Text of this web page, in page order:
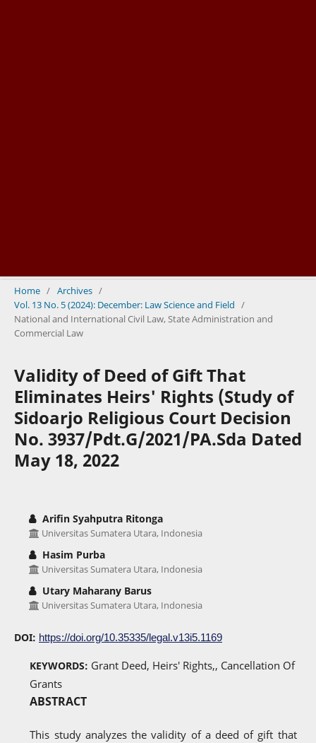
Home / Archives /
Vol. 13 No. 5 (2024): December: Law Science and Field /
National and International Civil Law, State Administration and
Commercial Law
Validity of Deed of Gift That
Eliminates Heirs' Rights (Study of
Sidoarjo Religious Court Decision
No. 3937/Pdt.G/2021/PA.Sda Dated
May 18, 2022
Arifin Syahputra Ritonga
Universitas Sumatera Utara, Indonesia
Hasim Purba
Universitas Sumatera Utara, Indonesia
Utary Maharany Barus
Universitas Sumatera Utara, Indonesia
DOI: https://doi.org/10.35335/legal.v13i5.1169
KEYWORDS: Grant Deed, Heirs' Rights,, Cancellation Of
Grants
ABSTRACT
This study analyzes the validity of a deed of gift that